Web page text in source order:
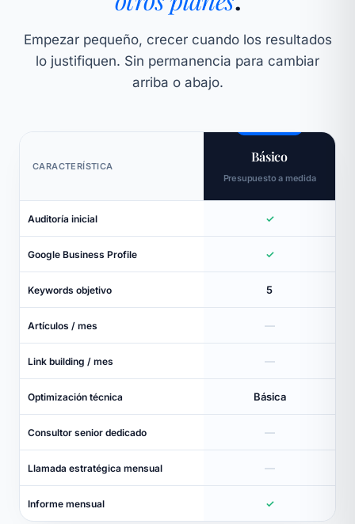
Empezar pequeño, crecer cuando los resultados
lo justifiquen. Sin permanencia para cambiar
arriba o abajo.
CARACTERÍSTICA
Básico
Presupuesto a medida
Auditoría inicial ✓
Google Business Profile ✓
Keywords objetivo 5
Artículos / mes —
Link building / mes —
Optimización técnica Básica
Consultor senior dedicado —
Llamada estratégica mensual —
Informe mensual ✓